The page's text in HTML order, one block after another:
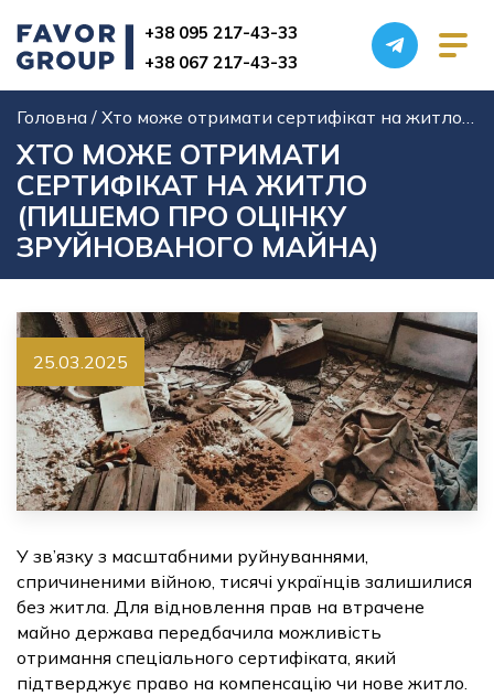
+38 095 217-43-33
+38 067 217-43-33
Послуги БТІ
Виготовлення технічного паспорта БТІ
Проектування та архітектурні послуги
Землевпорядні послуги
Узаконення нерухомості
Державна реєстрація речових прав на
Дозвільна документація на будівництво/
реконструкцію
Експертна оцінка майна
Головна / Хто може отримати сертифікат на житло (пишемо про оцінку зруйнованого майна)
ХТО МОЖЕ ОТРИМАТИ
СЕРТИФІКАТ НА ЖИТЛО
(ПИШЕМО ПРО ОЦІНКУ
ЗРУЙНОВАНОГО МАЙНА)
25.03.2025
У зв’язку з масштабними руйнуваннями,
спричиненими війною, тисячі українців залишилися
без житла. Для відновлення прав на втрачене
майно держава передбачила можливість
отримання спеціального сертифіката, який
підтверджує право на компенсацію чи нове житло.